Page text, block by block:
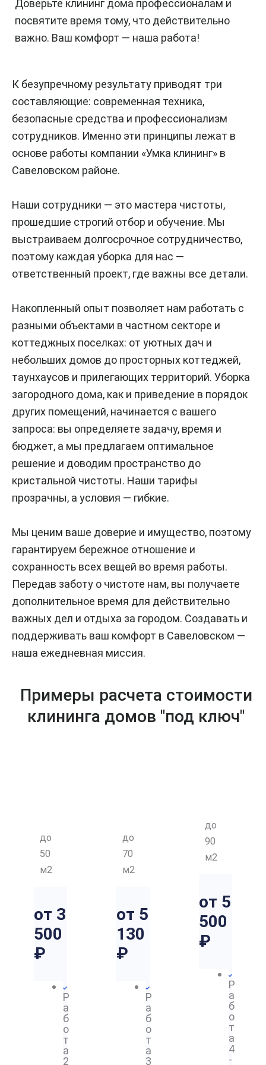
Доверьте клининг дома профессионалам и
посвятите время тому, что действительно
важно. Ваш комфорт — наша работа!
К безупречному результату приводят три
составляющие: современная техника,
безопасные средства и профессионализм
сотрудников. Именно эти принципы лежат в
основе работы компании «Умка клининг» в
Савеловском районе.
Наши сотрудники — это мастера чистоты,
прошедшие строгий отбор и обучение. Мы
выстраиваем долгосрочное сотрудничество,
поэтому каждая уборка для нас —
ответственный проект, где важны все детали.
Накопленный опыт позволяет нам работать с
разными объектами в частном секторе и
коттеджных поселках: от уютных дач и
небольших домов до просторных коттеджей,
таунхаусов и прилегающих территорий. Уборка
загородного дома, как и приведение в порядок
других помещений, начинается с вашего
запроса: вы определяете задачу, время и
бюджет, а мы предлагаем оптимальное
решение и доводим пространство до
кристальной чистоты. Наши тарифы
прозрачны, а условия — гибкие.
Мы ценим ваше доверие и имущество, поэтому
гарантируем бережное отношение и
сохранность всех вещей во время работы.
Передав заботу о чистоте нам, вы получаете
дополнительное время для действительно
важных дел и отдыха за городом. Создавать и
поддерживать ваш комфорт в Савеловском —
наша ежедневная миссия.
Примеры расчета стоимости
клининга домов "под ключ"
до
50
м2
от 3
500
₽
Р
а
б
о
т
а
2
до
70
м2
от 5
130
₽
Р
а
б
о
т
а
3
до
90
м2
от 5
500
₽
Р
а
б
о
т
а
4
-